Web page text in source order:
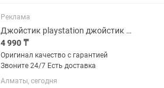
24v 12A/H. Джойстик. Задние колеса 16
дюймов,...
Реклама
Джойстик playstation джойстик дуалшок контроллер геймпад джойстик оригинал
4 990 ₸
Оригинал качество с гарантией
Звоните 24/7 Есть доставка
Алматы, сегодня